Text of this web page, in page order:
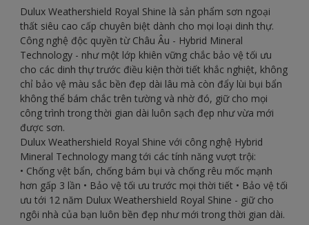
Dulux Weathershield Royal Shine là sản phẩm sơn ngoại
thất siêu cao cấp chuyên biệt dành cho mọi loại dinh thự.
Công nghệ độc quyền từ Châu Âu - Hybrid Mineral
Technology - như một lớp khiên vững chắc bảo vệ tối ưu
cho các dinh thự trước điều kiện thời tiết khắc nghiệt, không
chỉ bảo vệ màu sắc bền đẹp dài lâu mà còn đẩy lùi bụi bẩn
không thể bám chắc trên tường và nhờ đó, giữ cho mọi
công trình trong thời gian dài luôn sạch đẹp như vừa mới
được sơn.
Dulux Weathershield Royal Shine với công nghệ Hybrid
Mineral Technology mang tới các tính năng vượt trội:
• Chống vệt bẩn, chống bám bụi và chống rêu mốc mạnh
hơn gấp 3 lần • Bảo vệ tối ưu trước mọi thời tiết • Bảo vệ tối
ưu tới 12 năm Dulux Weathershield Royal Shine - giữ cho
ngôi nhà của bạn luôn bền đẹp như mới trong thời gian dài.